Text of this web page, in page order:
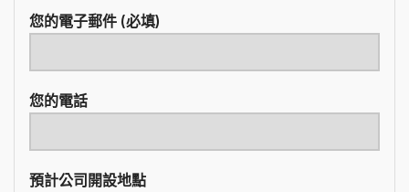
您的電子郵件 (必填)
您的電話
預計公司開設地點